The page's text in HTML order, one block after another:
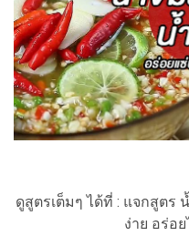
ดูสูตรเต็มๆ ได้ที่ : แจกสูต
ง่าย อร่อ